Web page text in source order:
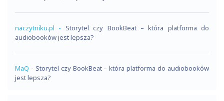
naczytniku.pl - Storytel czy BookBeat – która platforma do
audiobooków jest lepsza?
MaQ - Storytel czy BookBeat – która platforma do audiobooków
jest lepsza?